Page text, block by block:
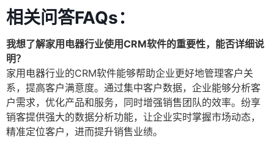
相关问答FAQs：
我想了解家用电器行业使用CRM软件的重要性，能否详细说
明？
家用电器行业的CRM软件能够帮助企业更好地管理客户关
系，提高客户满意度。通过集中客户数据，企业能够分析客
户需求，优化产品和服务，同时增强销售团队的效率。纷享
销客提供强大的数据分析功能，让企业实时掌握市场动态，
精准定位客户，进而提升销售业绩。